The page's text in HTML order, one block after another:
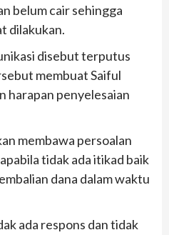
belum cair sehingga
dilakukan.
disebut terputus
membuat Saiful
harapan penyelesaian
membawa persoalan
tidak ada itikad baik
dana dalam waktu
ada respons dan tidak